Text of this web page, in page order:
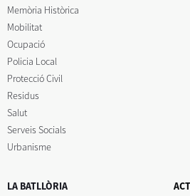
Memòria Històrica
Mobilitat
Ocupació
Policia Local
Protecció Civil
Residus
Salut
Serveis Socials
Urbanisme
LA BATLLÒRIA